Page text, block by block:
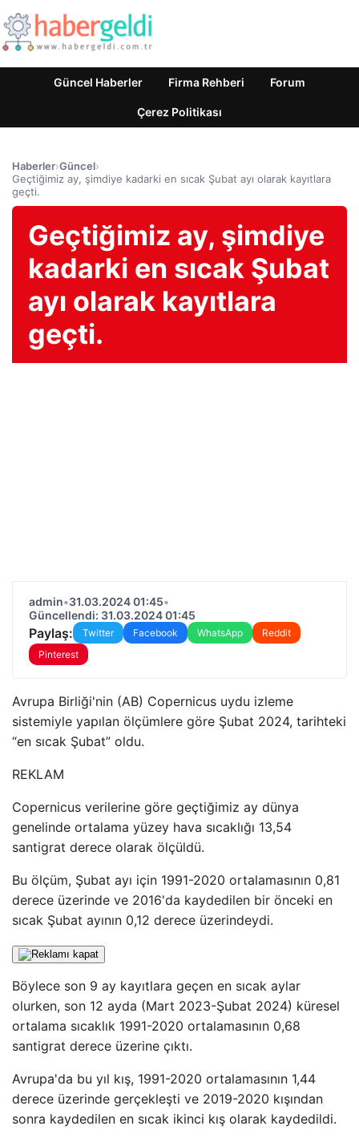
Güncel Haberler Firma Rehberi Forum
Çerez Politikası
Haberler›Güncel›
Geçtiğimiz ay, şimdiye kadarki en sıcak Şubat ayı olarak kayıtlara
geçti.
Geçtiğimiz ay, şimdiye
kadarki en sıcak Şubat
ayı olarak kayıtlara
geçti.
admin•31.03.2024 01:45•
Güncellendi: 31.03.2024 01:45
Paylaş: Twitter Facebook WhatsApp
Reddit
Pinterest
Avrupa Birliği'nin (AB) Copernicus uydu izleme
sistemiyle yapılan ölçümlere göre Şubat 2024, tarihteki
“en sıcak Şubat” oldu.
REKLAM
Copernicus verilerine göre geçtiğimiz ay dünya
genelinde ortalama yüzey hava sıcaklığı 13,54
santigrat derece olarak ölçüldü.
Bu ölçüm, Şubat ayı için 1991-2020 ortalamasının 0,81
derece üzerinde ve 2016'da kaydedilen bir önceki en
sıcak Şubat ayının 0,12 derece üzerindeydi.
Böylece son 9 ay kayıtlara geçen en sıcak aylar
olurken, son 12 ayda (Mart 2023-Şubat 2024) küresel
ortalama sıcaklık 1991-2020 ortalamasının 0,68
santigrat derece üzerine çıktı.
Avrupa'da bu yıl kış, 1991-2020 ortalamasının 1,44
derece üzerinde gerçekleşti ve 2019-2020 kışından
sonra kaydedilen en sıcak ikinci kış olarak kaydedildi.